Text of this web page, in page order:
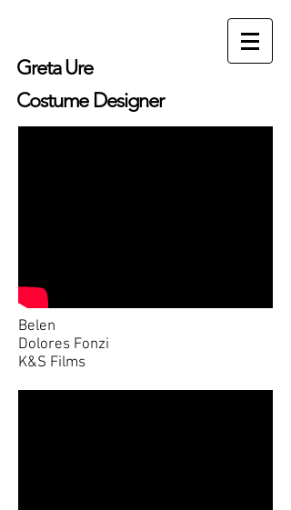
Greta Ure
Costume Designer
Belen
Dolores Fonzi
K&S Films